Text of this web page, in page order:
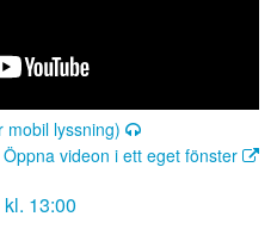
mobil lyssning)
Öppna videon i ett eget fönster
13:00